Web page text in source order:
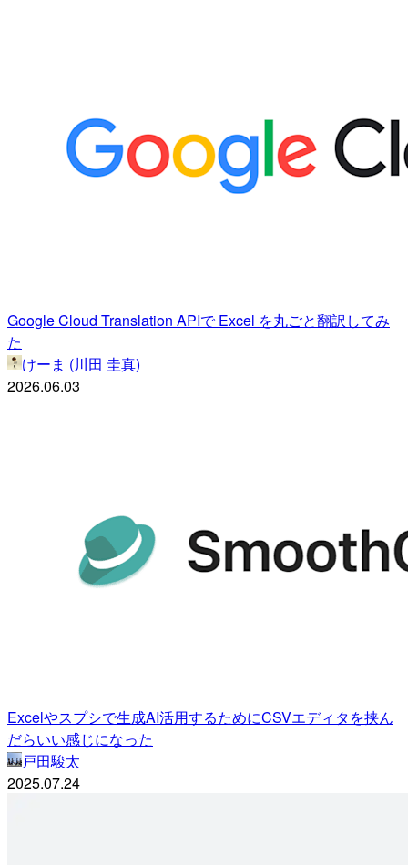
Google Cloud Translation APIで Excel を丸ごと翻訳してみ
た
けーま (川田 圭真)
2026.06.03
Excelやスプシで生成AI活用するためにCSVエディタを挟ん
だらいい感じになった
戸田駿太
2025.07.24